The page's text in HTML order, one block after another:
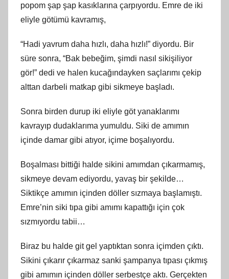
popom şap şap kasıklarına çarpıyordu. Emre de iki
eliyle götümü kavramış,
“Hadi yavrum daha hızlı, daha hızlı!” diyordu. Bir
süre sonra, “Bak bebeğim, şimdi nasıl sikişiliyor
gör!” dedi ve halen kucağındayken saçlarımı çekip
alttan darbeli matkap gibi sikmeye başladı.
Sonra birden durup iki eliyle göt yanaklarımı
kavrayıp dudaklarıma yumuldu. Siki de amımın
içinde damar gibi atıyor, içime boşalıyordu.
Boşalması bittiği halde sikini amımdan çıkarmamış,
sikmeye devam ediyordu, yavaş bir şekilde…
Siktikçe amımın içinden döller sızmaya başlamıştı.
Emre’nin siki tıpa gibi amımı kapattığı için çok
sızmıyordu tabii…
Biraz bu halde git gel yaptıktan sonra içimden çıktı.
Sikini çıkarır çıkarmaz sanki şampanya tıpası çıkmış
gibi amımın içinden döller serbestçe aktı. Gerçekten